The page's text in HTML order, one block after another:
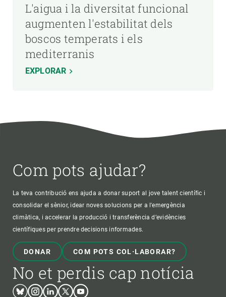
L'aigua i la diversitat funcional
augmenten l'estabilitat dels
boscos temperats i els
mediterranis
EXPLORAR
Com pots ajudar?
La teva contribució ens ajuda a donar suport al jove talent científic i
consolidar el sènior, idear noves solucions per a l'emergència
climàtica, i accelerar la producció i transferència d’evidències
científiques per prendre decisions informades.
DONAR COM POTS COL·LABORAR?
No et perdis cap notícia
BlueskyInstagram
LinkedinTwitterYoutube